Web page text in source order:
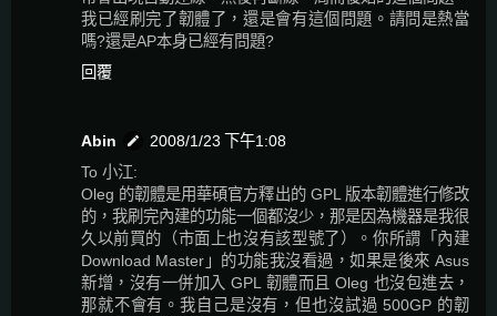
我已經刷完了韌體了，還是會有這個問題。請問是熱當
嗎?還是AP本身已經有問題?
回覆
Abin
2008/1/23 下午1:08
To 小江:
Oleg 的韌體是用華碩官方釋出的 GPL 版本韌體進行修改
的，我刷完內建的功能一個都沒少，那是因為機器是我很
久以前買的（市面上也沒有該型號了）。你所謂「內建
Download Master」的功能我沒看過，如果是後來 Asus
新增，沒有一併加入 GPL 韌體而且 Oleg 也沒包進去，
那就不會有。我自己是沒有，但也沒試過 500GP 的韌